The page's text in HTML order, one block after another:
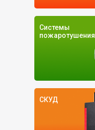
Системы
пожаротушения
СКУД